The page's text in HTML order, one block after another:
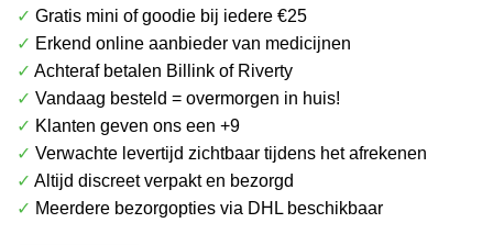
✓ Gratis mini of goodie bij iedere €25
✓ Erkend online aanbieder van medicijnen
✓ Achteraf betalen Billink of Riverty
✓ Vandaag besteld = overmorgen in huis!
✓ Klanten geven ons een +9
✓ Verwachte levertijd zichtbaar tijdens het afrekenen
✓ Altijd discreet verpakt en bezorgd
✓ Meerdere bezorgopties via DHL beschikbaar